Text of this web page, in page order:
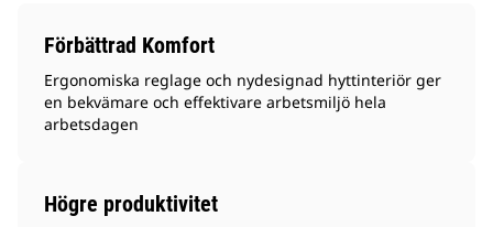
Förbättrad Komfort
Ergonomiska reglage och nydesignad hyttinteriör ger
en bekvämare och effektivare arbetsmiljö hela
arbetsdagen
Högre produktivitet